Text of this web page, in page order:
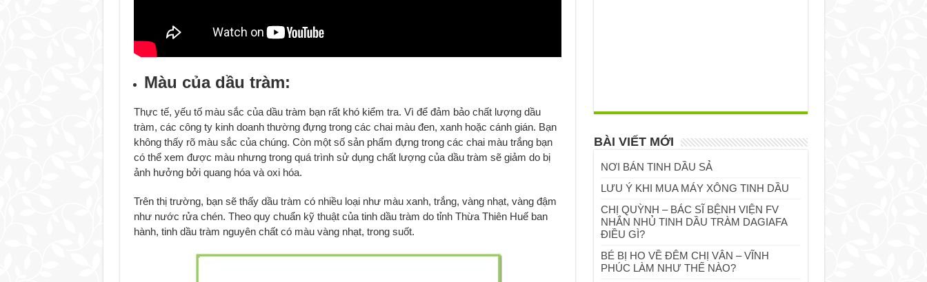
Màu của dầu tràm:
Thực tế, yếu tố màu sắc của dầu tràm bạn rất khó kiểm tra. Vì để đảm bảo chất lượng dầu
tràm, các công ty kinh doanh thường đựng trong các chai màu đen, xanh hoặc cánh gián. Bạn
không thấy rõ màu sắc của chúng. Còn một số sản phẩm đựng trong các chai màu trắng bạn
có thể xem được màu nhưng trong quá trình sử dụng chất lượng của dầu tràm sẽ giảm do bị
ảnh hưởng bởi quang hóa và oxi hóa.
Trên thị trường, bạn sẽ thấy dầu tràm có nhiều loại như màu xanh, trắng, vàng nhạt, vàng đậm
như nước rửa chén. Theo quy chuẩn kỹ thuật của tinh dầu tràm do tỉnh Thừa Thiên Huế ban
hành, tinh dầu tràm nguyên chất có màu vàng nhạt, trong suốt.
BÀI VIẾT MỚI
NƠI BÁN TINH DẦU SẢ
LƯU Ý KHI MUA MÁY XÔNG TINH DẦU
CHỊ QUỲNH – BÁC SĨ BỆNH VIỆN FV
NHẮN NHỦ TINH DẦU TRÀM DAGIAFA
ĐIỀU GÌ?
BÉ BỊ HO VỀ ĐÊM CHỊ VÂN – VĨNH
PHÚC LÀM NHƯ THẾ NÀO?